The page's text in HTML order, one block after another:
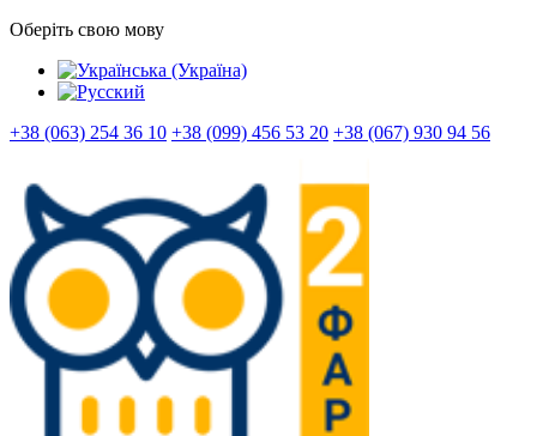
Оберіть свою мову
+38 (063) 254 36 10 +38 (099) 456 53 20 +38 (067) 930 94 56